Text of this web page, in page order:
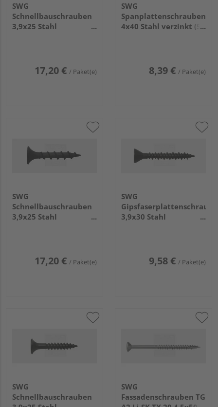
SWG
Schnellbauschrauben
3,9x25 Stahl
17,20 € / Paket(e)
SWG
Spanplattenschrauben
4x40 Stahl verzinkt (50
8,39 € / Paket(e)
SWG
Schnellbauschrauben
3,9x25 Stahl
17,20 € / Paket(e)
SWG
3,9x30 Stahl
9,58 € / Paket(e)
SWG
Schnellbauschrauben
SWG
Fassadenschrauben TG